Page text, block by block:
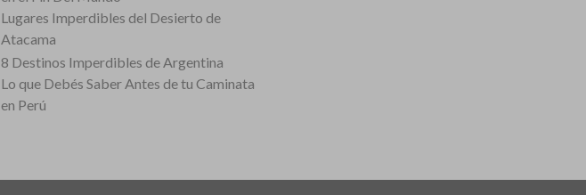
Lugares Imperdibles del Desierto de
Atacama
8 Destinos Imperdibles de Argentina
Lo que Debés Saber Antes de tu Caminata
en Perú